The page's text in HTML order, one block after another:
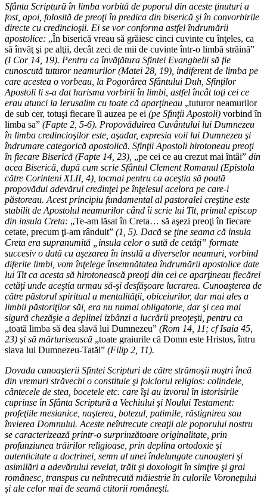
Sfânta Scriptură în limba vorbită de poporul din aceste ţinuturi a
fost, apoi, folosită de preoţi în predica din biserică şi în convorbirile
directe cu credincioşii. Ei se vor conforma astfel îndrumării
apostolice: „În biserică vreau să grăiesc cinci cuvinte cu înţeles, ca
să învăţ şi pe alţii, decât zeci de mii de cuvinte într-o limbă străină”
(I Cor 14, 19). Pentru ca învăţătura Sfintei Evanghelii să fie
cunoscută tuturor neamurilor (Matei 28, 19), indiferent de limba pe
care acestea o vorbeau, la Pogorârea Sfântului Duh, Sfinţilor
Apostoli li s-a dat harisma vorbirii în limbi, astfel încât toţi cei ce
erau atunci la Ierusalim cu toate că aparţineau „tuturor neamurilor
de sub cer, totuşi fiecare îi auzea pe ei (pe Sfinţii Apostoli) vorbind în
limba sa” (Fapte 2, 5-6). Propovăduirea Cuvântului lui Dumnezeu
în limba credincioşilor este, aşadar, expresia voii lui Dumnezeu şi
îndrumare categorică apostolică. Sfinţii Apostoli hirotoneau preoţi
în fiecare Biserică (Fapte 14, 23), „pe cei ce au crezut mai întâi” din
acea Biserică, după cum scrie Sfântul Clement Romanul (Epistola
către Corinteni XLII, 4), tocmai pentru ca aceştia să poată
propovădui adevărul credinţei pe înţelesul acelora pe care-i
păstoreau. Acest principiu fundamental al pastoralei creştine este
stabilit de Apostolul neamurilor când îi scrie lui Tit, primul episcop
din insula Creta: „Te-am lăsat în Creta… să aşezi preoţi în fiecare
cetate, precum ţi-am rânduit” (1, 5). Dacă se ţine seama că insula
Creta era supranumită „insula celor o sută de cetăţi” formate
succesiv o dată cu aşezarea în insulă a diverselor neamuri, vorbind
diferite limbi, vom înţelege însemnătatea îndrumării apostolice date
lui Tit ca acesta să hirotonească preoţi din cei ce aparţineau fiecărei
cetăţi unde aceştia urmau să-şi desfăşoare lucrarea. Cunoaşterea de
către păstorul spiritual a mentalităţii, obiceiurilor, dar mai ales a
limbii păstoriţilor săi, era nu numai obligatorie, dar şi cea mai
sigură chezăşie a deplinei izbânzi a lucrării preoţeşti, pentru ca
„toată limba să dea slavă lui Dumnezeu” (Rom 14, 11; cf Isaia 45,
23) şi să mărturisească „toate graiurile că Domn este Hristos, întru
slava lui Dumnezeu-Tatăl” (Filip 2, 11).
Dovada cunoaşterii Sfintei Scripturi de către strămoşii noştri încă
din vremuri străvechi o constituie şi folclorul religios: colindele,
cântecele de stea, bocetele etc. care îşi au izvorul în istorisirile
cuprinse în Sfânta Scriptură a Vechiului şi Noului Testament:
profeţiile mesianice, naşterea, botezul, patimile, răstignirea sau
învierea Domnului. Aceste neîntrecute creaţii ale poporului nostru
se caracterizează printr-o surprinzătoare originalitate, prin
profunziunea trăirilor religioase, prin deplina ortodoxie şi
autenticitate a doctrinei, semn al unei îndelungate cunoaşteri şi
asimilări a adevărului revelat, trăit şi doxologit în simţire şi grai
românesc, transpus cu neîntrecută măiestrie în culorile Voroneţului
şi ale celor mai de seamă ctitorii româneşti.